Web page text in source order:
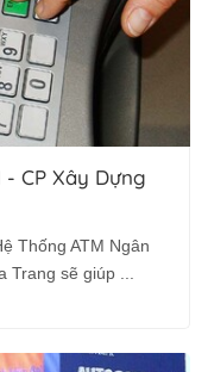
CP Xây Dựng
Thống ATM Ngân
Trang sẽ giúp ...